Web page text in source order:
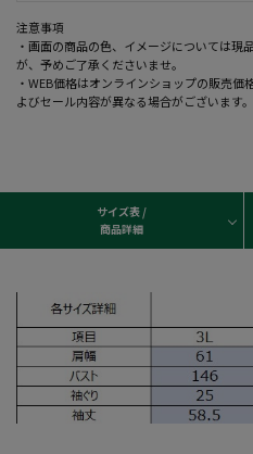
注意事項
・画面の商品の色、イメージについては現
が、予めご了承くださいませ。
・WEB価格はオンラインショップの販売
よびセール内容が異なる場合がございます。
サイズ表 /
商品詳細